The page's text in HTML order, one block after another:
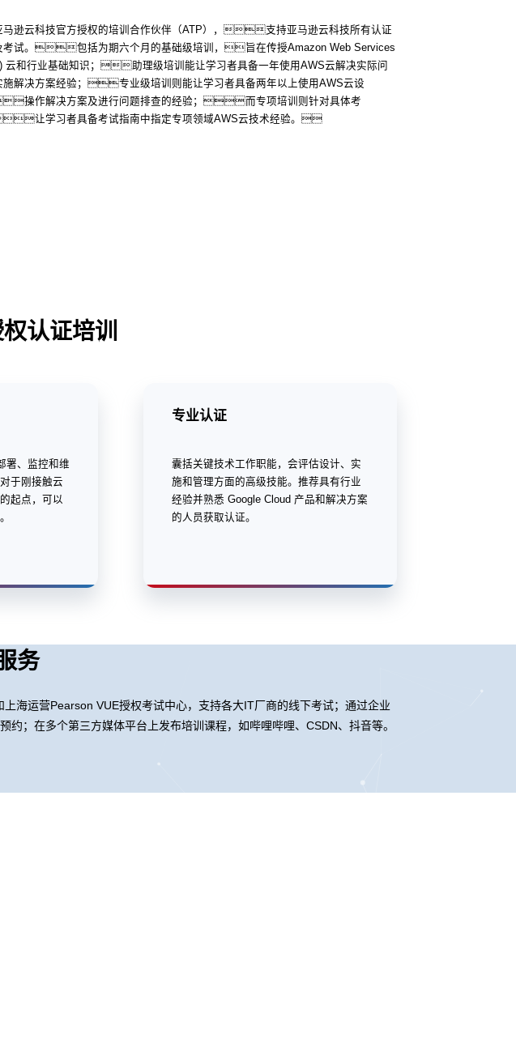
马逊云科技官方授权的培训合作伙伴（ATP），支持亚马逊云科技所有认证
考试。包括为期六个月的基础级培训，旨在传授Amazon Web Services
云和行业基础知识；助理级培训能让学习者具备一年使用AWS云解决实际问
施解决方案经验；专业级培训则能让学习者具备两年以上使用AWS云设
操作解决方案及进行问题排查的经验；而专项培训则针对具体考
让学习者具备考试指南中指定专项领域AWS云技术经验。
认证培训
署、监控和维
于刚接触云
起点，可以
专业认证
囊括关键技术工作职能，会评估设计、实
施和管理方面的高级技能。推荐具有行业
经验并熟悉 Google Cloud 产品和解决方案
的人员获取认证。
务
海运营Pearson VUE授权考试中心，支持各大IT厂商的线下考试；通过企业
；在多个第三方媒体平台上发布培训课程，如哔哩哔哩、CSDN、抖音等。